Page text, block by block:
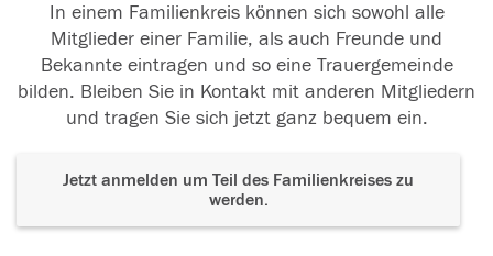
In einem Familienkreis können sich sowohl alle
Mitglieder einer Familie, als auch Freunde und
Bekannte eintragen und so eine Trauergemeinde
bilden. Bleiben Sie in Kontakt mit anderen Mitgliedern
und tragen Sie sich jetzt ganz bequem ein.
Jetzt anmelden um Teil des Familienkreises zu
werden.